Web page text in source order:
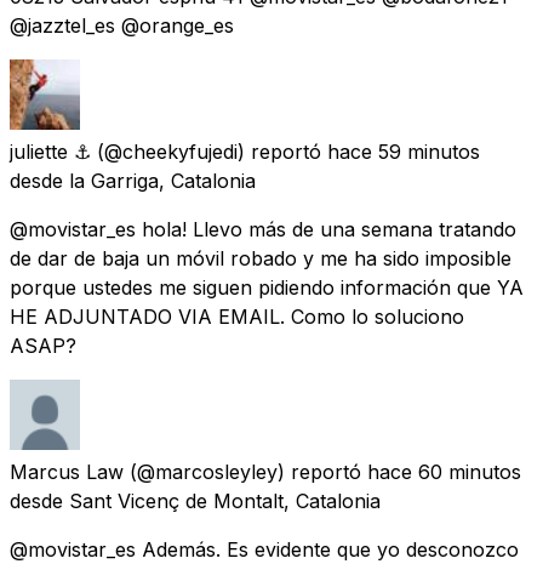
@jazztel_es @orange_es
juliette ⚓ (@cheekyfujedi) reportó hace 59 minutos
desde la Garriga, Catalonia
@movistar_es hola! Llevo más de una semana tratando
de dar de baja un móvil robado y me ha sido imposible
porque ustedes me siguen pidiendo información que YA
HE ADJUNTADO VIA EMAIL. Como lo soluciono
ASAP?
Marcus Law (@marcosleyley) reportó hace 60 minutos
desde Sant Vicenç de Montalt, Catalonia
@movistar_es Además. Es evidente que yo desconozco